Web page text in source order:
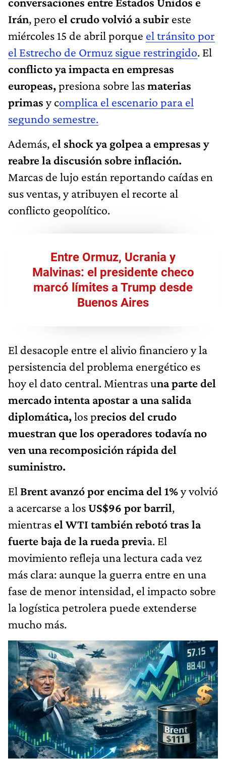
Irán, pero el crudo volvió a subir este
miércoles 15 de abril porque el tránsito por
el Estrecho de Ormuz sigue restringido. El
conflicto ya impacta en empresas
europeas,presiona sobre lasmaterias
primas y complica el escenario para el
segundo semestre.
Además, el shock ya golpea a empresas y
reabre la discusión sobre inflación.
Marcas de lujo están reportando caídas en
sus ventas, y atribuyen el recorte al
conflicto geopolítico.
Entre Ormuz, Ucrania y
Malvinas: el presidente checo
marcó límites a Trump desde
Buenos Aires
El desacople entre el alivio financiero y la
persistencia del problema energético es
hoy el dato central. Mientras una parte del
mercado intenta apostar a una salida
diplomática,los precios del crudo
muestran que los operadores todavía no
ven una recomposición rápida del
suministro.
El Brent avanzó por encima del 1%y volvió
a acercarse a losUS$96 por barril,
mientras el WTI también rebotó tras la
fuerte baja de la rueda previa. El
movimiento refleja una lectura cada vez
más clara: aunque la guerra entre en una
fase de menor intensidad, el impacto sobre
la logística petrolera puede extenderse
mucho más.